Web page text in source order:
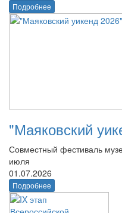
Подробнее
"Маяковский
Совместный фестиваль
июля
01.07.2026
Подробнее